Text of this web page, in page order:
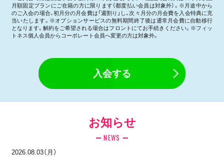
月額固定プランにご在籍の方に限ります（都度払い会員は対象外）。※月途中から
のご入会の場合、初月分の月会費は「週割り」し、次々月分の月会費を入会特典に充
当いたします。※オプションサービスの無料期間終了後は通常月会費に自動移行
となります。解約をご希望される場合はフロントにてお手続きください。※フィッ
トネス個人会員からコーポレート会員へ変更の方は対象外。
入会する
お知らせ
NEWS
2026.08.03（月）